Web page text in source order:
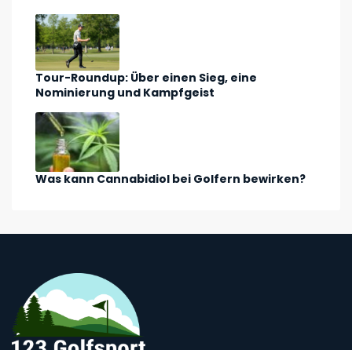
Tour-Roundup: Über einen Sieg, eine
Nominierung und Kampfgeist
Was kann Cannabidiol bei Golfern bewirken?